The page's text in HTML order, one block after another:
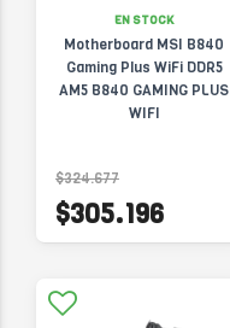
EN STOCK
Motherboard MSI B840
Gaming Plus WiFi DDR5
AM5 B840 GAMING PLUS
WIFI
$324.677
$305.196